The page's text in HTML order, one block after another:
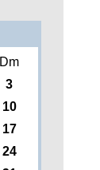
Dm
3
10
17
24